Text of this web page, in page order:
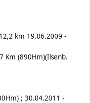
km 19.06.2009 -
Km (890Hm)(Ilsenb.
; 30.04.2011 -